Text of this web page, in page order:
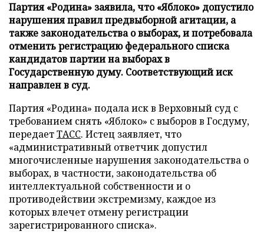
Партия «Родина» заявила, что «Яблоко» допустило
нарушения правил предвыборной агитации, а
также законодательства о выборах, и потребовала
отменить регистрацию федерального списка
кандидатов партии на выборах в
Государственную думу. Соответствующий иск
направлен в суд.
Партия «Родина» подала иск в Верховный суд с
требованием снять «Яблоко» с выборов в Госдуму,
передаетТАСС. Истец заявляет, что
«административный ответчик допустил
многочисленные нарушения законодательства о
выборах, в частности, законодательства об
интеллектуальной собственности и о
противодействии экстремизму, каждое из
которых влечет отмену регистрации
зарегистрированного списка».